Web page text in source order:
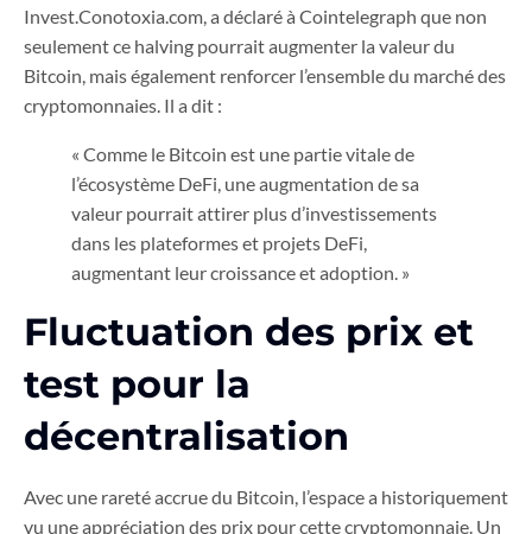
Invest.Conotoxia.com, a déclaré à Cointelegraph que non
seulement ce halving pourrait augmenter la valeur du
Bitcoin, mais également renforcer l’ensemble du marché des
cryptomonnaies. Il a dit :
« Comme le Bitcoin est une partie vitale de
l’écosystème DeFi, une augmentation de sa
valeur pourrait attirer plus d’investissements
dans les plateformes et projets DeFi,
augmentant leur croissance et adoption. »
Fluctuation des prix et
test pour la
décentralisation
Avec une rareté accrue du Bitcoin, l’espace a historiquement
vu une appréciation des prix pour cette cryptomonnaie. Un